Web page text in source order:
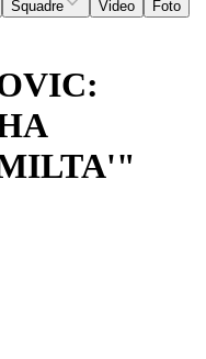
Squadre Video
Foto